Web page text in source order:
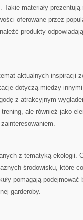
materiały
oferowane przez
produkty
aktualnych inspiracji
dotyczą między
z atrakcyjnym
ale również jako
z tematyką ekologii.
środowisku, które
pomagają podejmować
garderoby.